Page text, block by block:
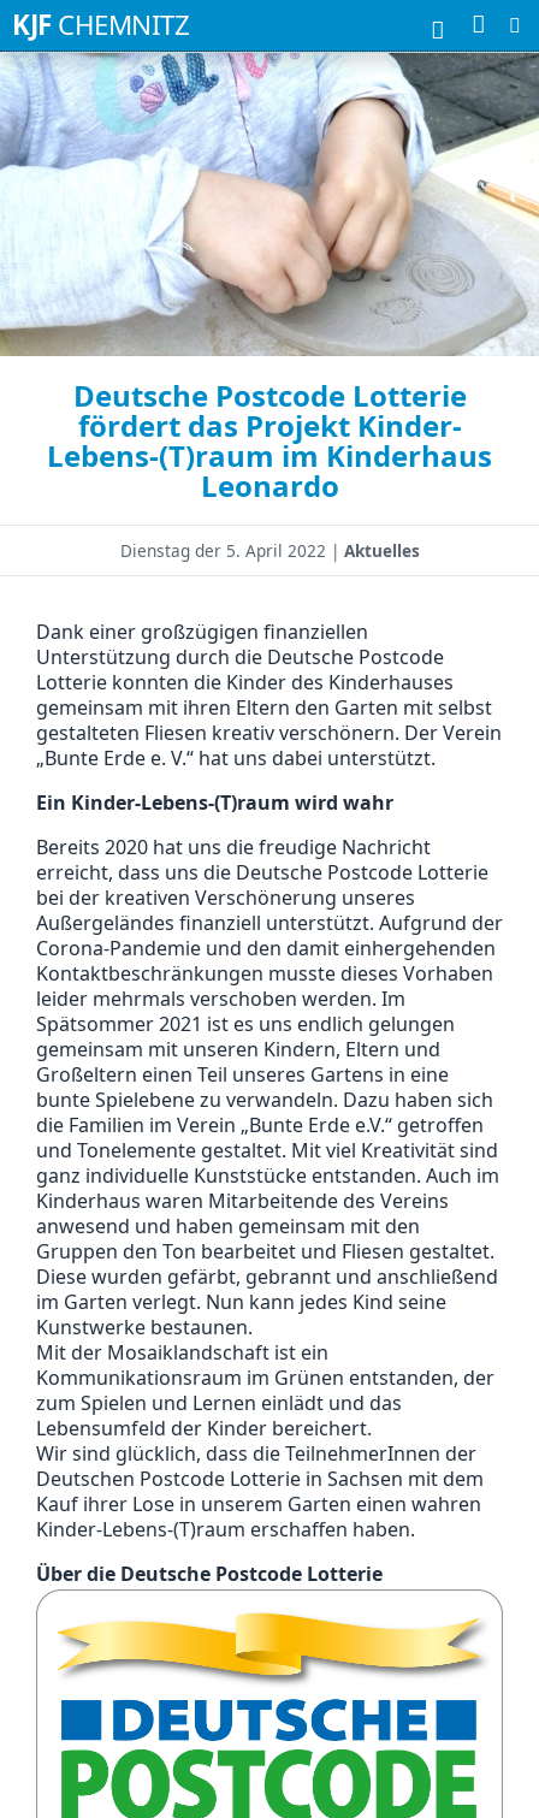
KJF CHEMNITZ Suchbegriffe
Deutsche Postcode Lotterie
fördert das Projekt Kinder-
Lebens-(T)raum im Kinderhaus
Leonardo
Dienstag der 5. April 2022 | Aktuelles
Dank einer großzügigen finanziellen
Unterstützung durch die Deutsche Postcode
Lotterie konnten die Kinder des Kinderhauses
gemeinsam mit ihren Eltern den Garten mit selbst
gestalteten Fliesen kreativ verschönern. Der Verein
„Bunte Erde e. V.“ hat uns dabei unterstützt.
Ein Kinder-Lebens-(T)raum wird wahr
Bereits 2020 hat uns die freudige Nachricht
erreicht, dass uns die Deutsche Postcode Lotterie
bei der kreativen Verschönerung unseres
Außergeländes finanziell unterstützt. Aufgrund der
Corona-Pandemie und den damit einhergehenden
Kontaktbeschränkungen musste dieses Vorhaben
leider mehrmals verschoben werden. Im
Spätsommer 2021 ist es uns endlich gelungen
gemeinsam mit unseren Kindern, Eltern und
Großeltern einen Teil unseres Gartens in eine
bunte Spielebene zu verwandeln. Dazu haben sich
die Familien im Verein „Bunte Erde e.V.“ getroffen
und Tonelemente gestaltet. Mit viel Kreativität sind
ganz individuelle Kunststücke entstanden. Auch im
Kinderhaus waren Mitarbeitende des Vereins
anwesend und haben gemeinsam mit den
Gruppen den Ton bearbeitet und Fliesen gestaltet.
Diese wurden gefärbt, gebrannt und anschließend
im Garten verlegt. Nun kann jedes Kind seine
Kunstwerke bestaunen.
Mit der Mosaiklandschaft ist ein
Kommunikationsraum im Grünen entstanden, der
zum Spielen und Lernen einlädt und das
Lebensumfeld der Kinder bereichert.
Wir sind glücklich, dass die TeilnehmerInnen der
Deutschen Postcode Lotterie in Sachsen mit dem
Kauf ihrer Lose in unserem Garten einen wahren
Kinder-Lebens-(T)raum erschaffen haben.
Über die Deutsche Postcode Lotterie